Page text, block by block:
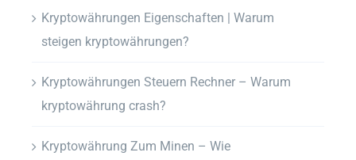
Kryptowährungen Eigenschaften | Warum
steigen kryptowährungen?
Kryptowährungen Steuern Rechner – Warum
kryptowährung crash?
Kryptowährung Zum Minen – Wie